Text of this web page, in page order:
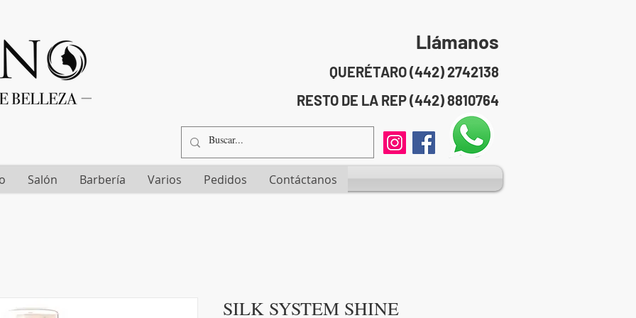
Llámanos
QUERÉTARO (442) 2742138
RESTO DE LA REP (442) 8810764
Salón Barbería Varios Pedidos Contáctanos
SILK SYSTEM SHINE